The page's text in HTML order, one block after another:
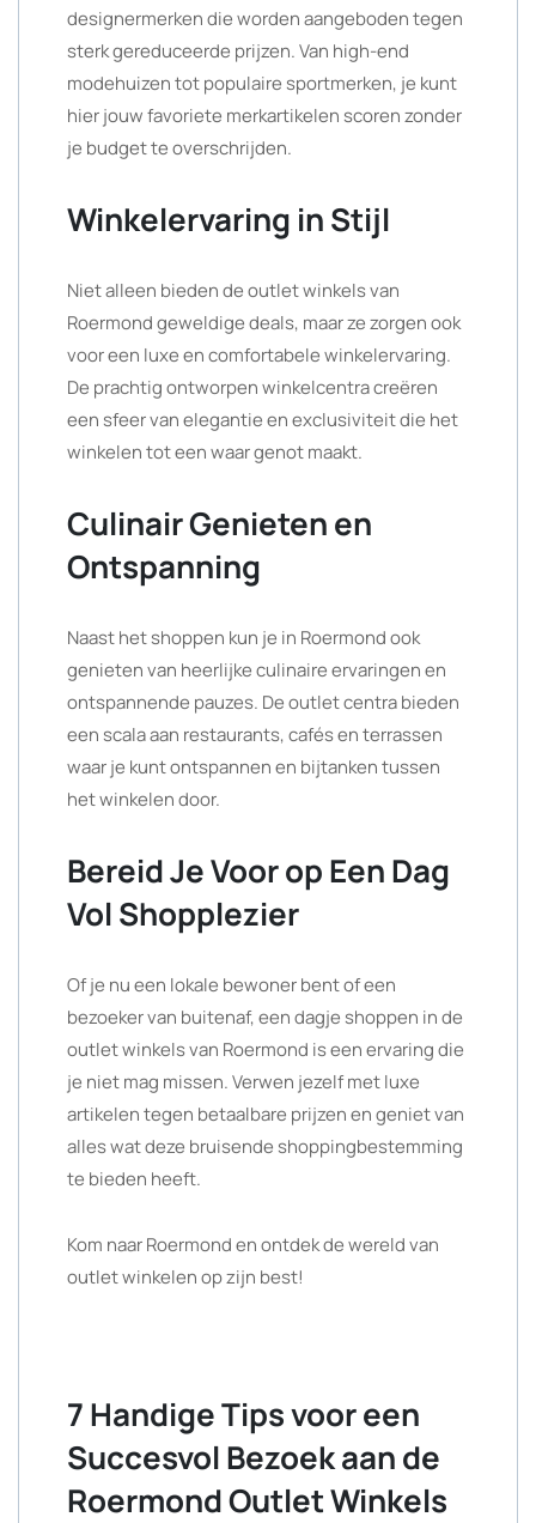
designermerken die worden aangeboden tegen
sterk gereduceerde prijzen. Van high-end
modehuizen tot populaire sportmerken, je kunt
hier jouw favoriete merkartikelen scoren zonder
je budget te overschrijden.
Winkelervaring in Stijl
Niet alleen bieden de outlet winkels van
Roermond geweldige deals, maar ze zorgen ook
voor een luxe en comfortabele winkelervaring.
De prachtig ontworpen winkelcentra creëren
een sfeer van elegantie en exclusiviteit die het
winkelen tot een waar genot maakt.
Culinair Genieten en
Ontspanning
Naast het shoppen kun je in Roermond ook
genieten van heerlijke culinaire ervaringen en
ontspannende pauzes. De outlet centra bieden
een scala aan restaurants, cafés en terrassen
waar je kunt ontspannen en bijtanken tussen
het winkelen door.
Bereid Je Voor op Een Dag
Vol Shopplezier
Of je nu een lokale bewoner bent of een
bezoeker van buitenaf, een dagje shoppen in de
outlet winkels van Roermond is een ervaring die
je niet mag missen. Verwen jezelf met luxe
artikelen tegen betaalbare prijzen en geniet van
alles wat deze bruisende shoppingbestemming
te bieden heeft.
Kom naar Roermond en ontdek de wereld van
outlet winkelen op zijn best!
7 Handige Tips voor een
Succesvol Bezoek aan de
Roermond Outlet Winkels